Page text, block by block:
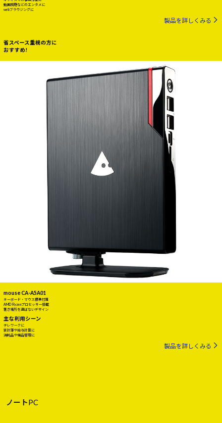
動画視聴などのエンタメに
webブラウジングに
製品を詳しくみる
省スペース重視の方に
おすすめ!
mouse CA-A5A01
キーボード・マウス標準付属
AMD Ryzenプロセッサー搭載
置き場所を選ばないデザイン
主な利用シーン
テレワークに
家計簿や給与計算に
消耗品や備品管理に
製品を詳しくみる
ノートPC